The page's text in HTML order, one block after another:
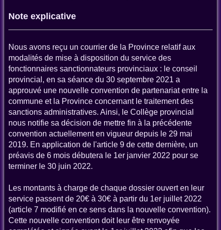
Note explicative
Nous avons reçu un courrier de la Province relatif aux
modalités de mise à disposition du service des
fonctionnaires sanctionnateurs provinciaux : le conseil
provincial, en sa séance du 30 septembre 2021 a
approuvé une nouvelle convention de partenariat entre la
commune et la Province concernant le traitement des
sanctions administratives. Ainsi, le Collège provincial
nous notifie sa décision de mettre fin à la précédente
convention actuellement en vigueur depuis le 29 mai
2019. En application de l'article 9 de cette dernière, un
préavis de 6 mois débutera le 1er janvier 2022 pour se
terminer le 30 juin 2022.
Les montants à charge de chaque dossier ouvert en leur
service passent de 20€ à 30€ à partir du 1er juillet 2022
(article 7 modifié en ce sens dans la nouvelle convention).
Cette nouvelle convention doit leur être renvoyée